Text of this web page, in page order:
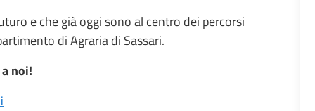
e che già oggi sono al centro dei percorsi
di Agraria di Sassari.
noi!